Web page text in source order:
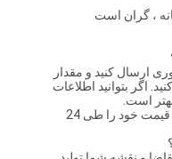
، گران است
ارسال کنید و مقدار
اگر بتوانید اطلاعات
است.
ما مناسب ترین مواد را تأیید کرده و بهترین قیمت خود را طی 24